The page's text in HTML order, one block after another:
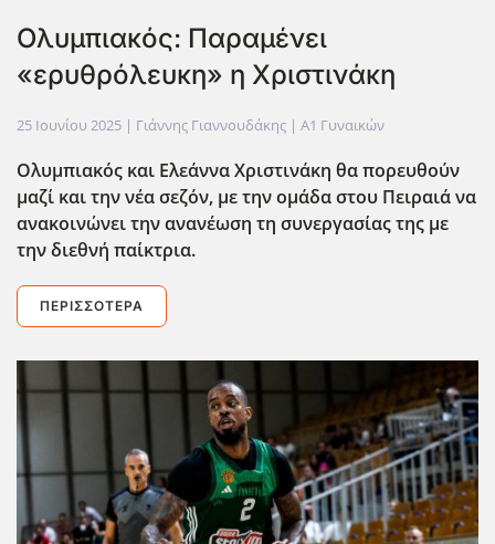
Ολυμπιακός: Παραμένει
«ερυθρόλευκη» η Χριστινάκη
25 Ιουνίου 2025 | Γιάννης Γιαννουδάκης | Α1 Γυναικών
Ολυμπιακός και Ελεάννα Χριστινάκη θα πορευθούν
μαζί και την νέα σεζόν, με την ομάδα στου Πειραιά να
ανακοινώνει την ανανέωση τη συνεργασίας της με
την διεθνή παίκτρια.
ΠΕΡΙΣΣΌΤΕΡΑ